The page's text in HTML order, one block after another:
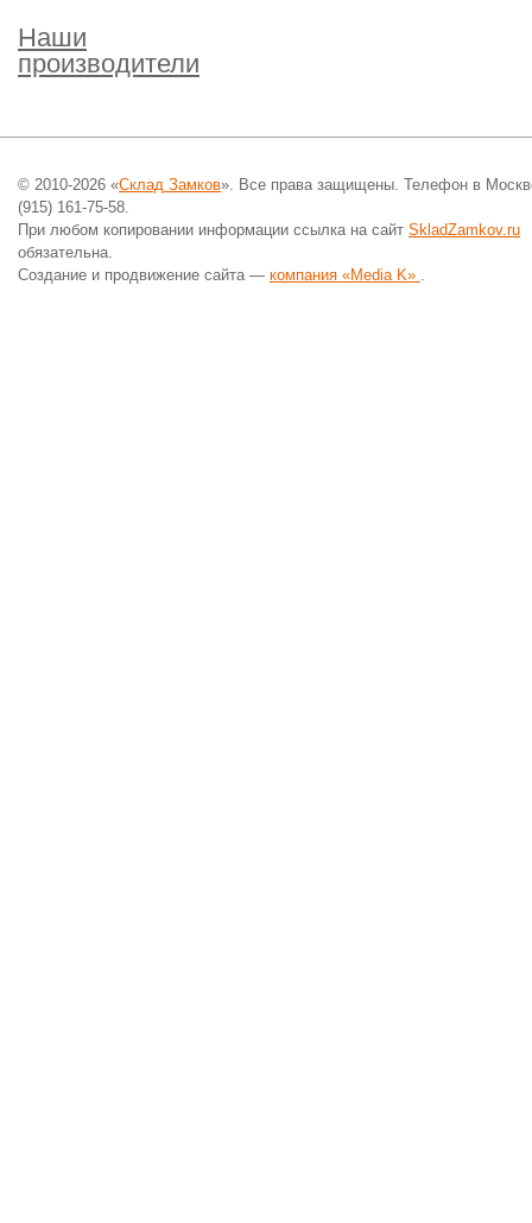
Наши
производители
© 2010-2026 «Склад Замков». Все права защищены. Телефон в
(915) 161-75-58.
При любом копировании информации ссылка на сайт SkladZamkov.ru
обязательна.
Создание и продвижение сайта — компания «Media K» .